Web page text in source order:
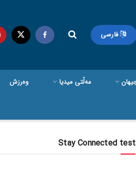
فارسی
مەڵتی میدیا وەرزش
Stay Connected test